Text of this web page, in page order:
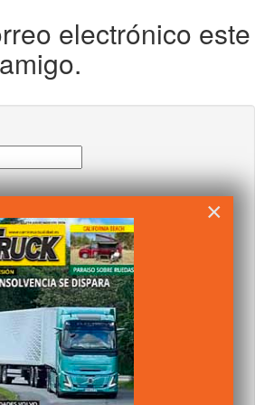
electrónico este
×